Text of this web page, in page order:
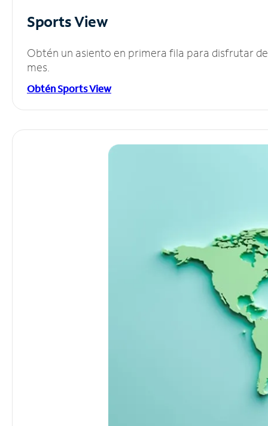
Sports View
Obtén un asiento en primera fila para disfrutar
mes.
Obtén Sports View